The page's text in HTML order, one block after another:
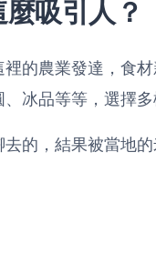
吸引人？
的農業發達，食
冰品等等，選擇多
的，結果被當地